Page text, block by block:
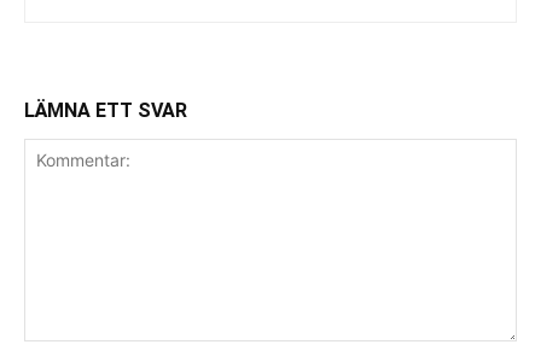
LÄMNA ETT SVAR